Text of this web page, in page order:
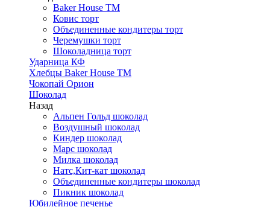
Baker House ТМ
Ковис торт
Объединенные кондитеры торт
Черемушки торт
Шоколадница торт
Ударница КФ
Хлебцы Baker House ТМ
Чокопай Орион
Шоколад
Назад
Альпен Гольд шоколад
Воздушный шоколад
Киндер шоколад
Марс шоколад
Милка шоколад
Натс,Кит-кат шоколад
Объединенные кондитеры шоколад
Пикник шоколад
Юбилейное печенье